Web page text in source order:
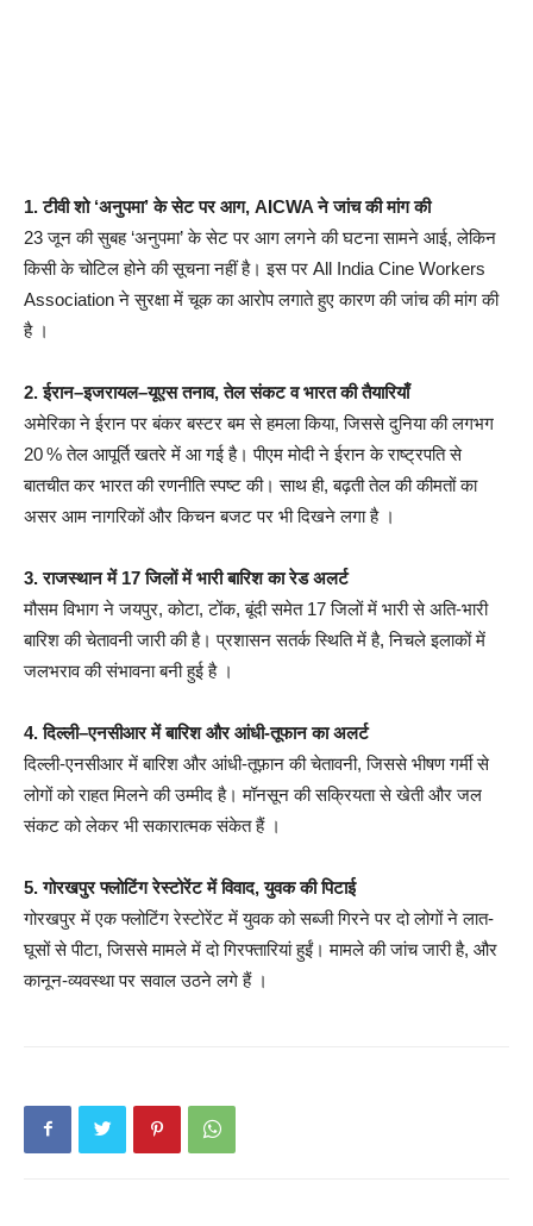
1. टीवी शो ‘अनुपमा’ के सेट पर आग, AICWA ने जांच की मांग की
23 जून की सुबह ‘अनुपमा’ के सेट पर आग लगने की घटना सामने आई, लेकिन
किसी के चोटिल होने की सूचना नहीं है। इस पर All India Cine Workers
Association ने सुरक्षा में चूक का आरोप लगाते हुए कारण की जांच की मांग की
है।
2. ईरान–इजरायल–यूएस तनाव, तेल संकट व भारत की तैयारियाँ
अमेरिका ने ईरान पर बंकर बस्टर बम से हमला किया, जिससे दुनिया की लगभग
20 % तेल आपूर्ति खतरे में आ गई है। पीएम मोदी ने ईरान के राष्ट्रपति से
बातचीत कर भारत की रणनीति स्पष्ट की। साथ ही, बढ़ती तेल की कीमतों का
असर आम नागरिकों और किचन बजट पर भी दिखने लगा है।
3. राजस्थान में 17 जिलों में भारी बारिश का रेड अलर्ट
मौसम विभाग ने जयपुर, कोटा, टोंक, बूंदी समेत 17 जिलों में भारी से अति-भारी
बारिश की चेतावनी जारी की है। प्रशासन सतर्क स्थिति में है, निचले इलाकों में
जलभराव की संभावना बनी हुई है।
4. दिल्ली–एनसीआर में बारिश और आंधी-तूफान का अलर्ट
दिल्ली-एनसीआर में बारिश और आंधी-तूफ़ान की चेतावनी, जिससे भीषण गर्मी से
लोगों को राहत मिलने की उम्मीद है। मॉनसून की सक्रियता से खेती और जल
संकट को लेकर भी सकारात्मक संकेत हैं।
5. गोरखपुर फ्लोटिंग रेस्टोरेंट में विवाद, युवक की पिटाई
गोरखपुर में एक फ्लोटिंग रेस्टोरेंट में युवक को सब्जी गिरने पर दो लोगों ने लात-
घूसों से पीटा, जिससे मामले में दो गिरफ्तारियां हुईं। मामले की जांच जारी है, और
कानून-व्यवस्था पर सवाल उठने लगे हैं।